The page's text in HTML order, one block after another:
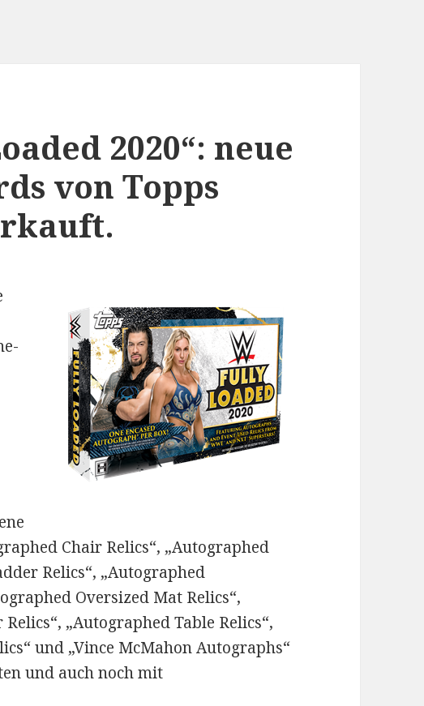
2020“: neue
von Topps
Chair Relics“, „Autographed
Relics“, „Autographed
Oversized Mat Relics“,
„Autographed Table Relics“,
und „Vince McMahon Autographs“
und auch noch mit